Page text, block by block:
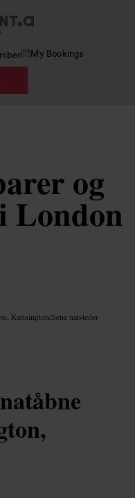
My Bookings
og
London
Kensington/Sene natsteder